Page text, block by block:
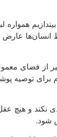
انسان‌ها
فضای معمول
برای توصیه
نکند و هیچ
شود.